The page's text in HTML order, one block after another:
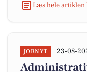
Læs hele artiklen
JOBNYT 23-08-